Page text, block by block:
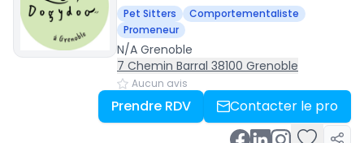
Pet Sitters
Comportementaliste
Promeneur
N/A Grenoble
7 Chemin Barral 38100 Grenoble
Aucun avis
Prendre RDV Contacter le pro